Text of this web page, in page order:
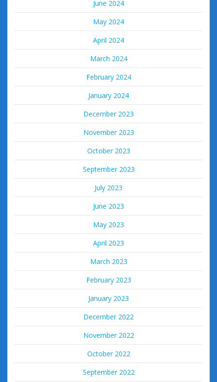
June 2024
May 2024
April 2024
March 2024
February 2024
January 2024
December 2023
November 2023
October 2023
September 2023
July 2023
June 2023
May 2023
April 2023
March 2023
February 2023
January 2023
December 2022
November 2022
October 2022
September 2022